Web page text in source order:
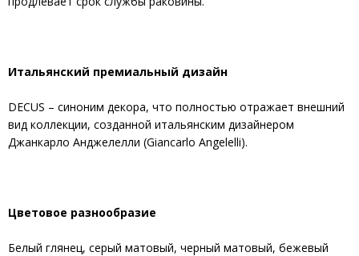
Итальянский премиальный дизайн
DECUS – синоним декора, что полностью отражает внешний
вид коллекции, созданной итальянским дизайнером
Джанкарло Анджелелли (Giancarlo Angelelli).
Цветовое разнообразие
Белый глянец, серый матовый, черный матовый, бежевый